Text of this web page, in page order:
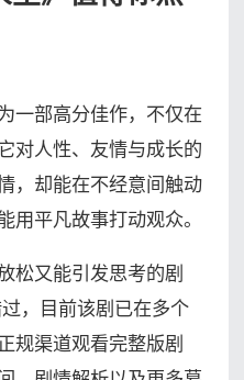
一部高分佳作，不仅在
对人性、友情与成长的
，却能在不经意间触动
用平凡故事打动观众。
松又能引发思考的剧
，目前该剧已在多个
规渠道观看完整版剧